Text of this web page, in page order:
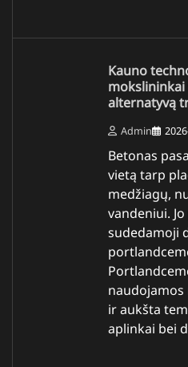
Kauno
alternatyvą
Admin
Betonas
vietą tarp
medžiagų,
vandeniui.
sudedamoji
ir aukšta
aplinkai bei